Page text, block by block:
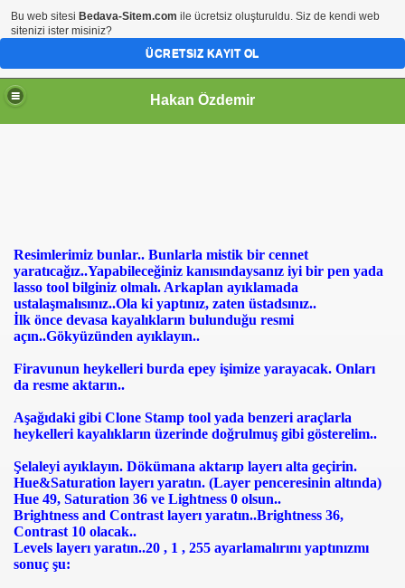
Hakan Özdemir
Resimlerimiz bunlar.. Bunlarla mistik bir cennet
yaratıcağız..Yapabileceğiniz kanısındaysanız iyi bir pen yada
lasso tool bilginiz olmalı. Arkaplan ayıklamada
ustalaşmalısınız..Ola ki yaptınız, zaten üstadsınız..
İlk önce devasa kayalıkların bulunduğu resmi
açın..Gökyüzünden ayıklayın..
Firavunun heykelleri burda epey işimize yarayacak. Onları
da resme aktarın..
Aşağıdaki gibi Clone Stamp tool yada benzeri araçlarla
heykelleri kayalıkların üzerinde doğrulmuş gibi gösterelim..
Şelaleyi ayıklayın. Dökümana aktarıp layerı alta geçirin.
Hue&Saturation layerı yaratın. (Layer penceresinin altında)
Hue 49, Saturation 36 ve Lightness 0 olsun..
Brightness and Contrast layerı yaratın..Brightness 36,
Contrast 10 olacak..
Levels layerı yaratın..20 , 1 , 255 ayarlamalırını yaptınızmı
sonuç şu:
Bu web sitesi Bedava-Sitem.com ile ücretsiz oluşturuldu. Siz de kendi web
sitenizi ister misiniz?
ÜCRETSIZ KAYIT OL